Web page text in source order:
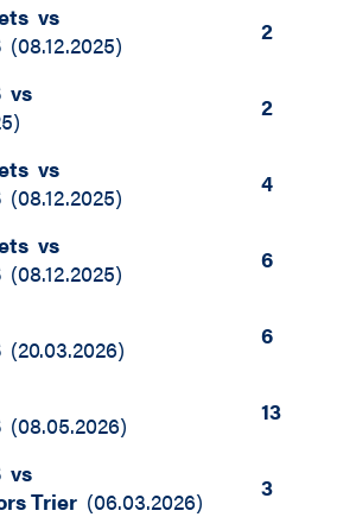
vs
(08.12.2025) 2
vs
) 2
vs
(08.12.2025) 4
vs
(08.12.2025) 6
(20.03.2026) 6
(08.05.2026) 13
vs
Trier (06.03.2026) 3